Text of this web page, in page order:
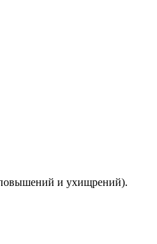
повышений и ухищрений).